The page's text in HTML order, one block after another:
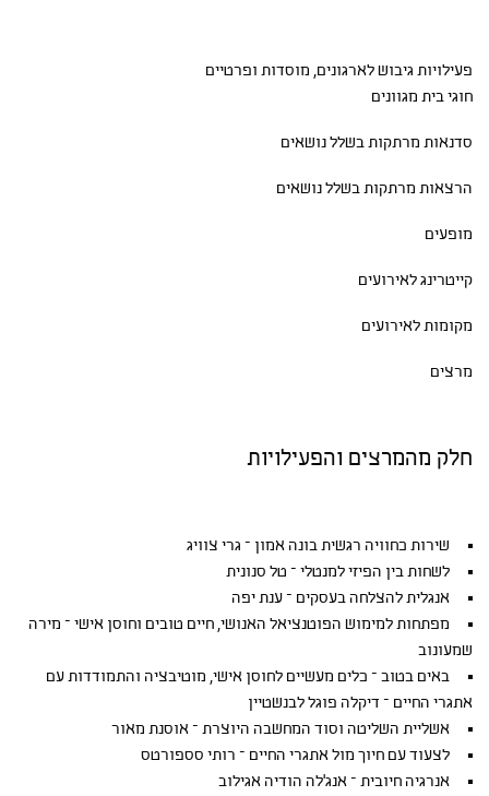
פעילויות גיבושלארגונים, מוסדות ופרטיים
חוגי בית מגוונים
סדנאות מרתקות בשלל נושאים
הרצאות מרתקות בשלל נושאים
מופעים
קייטרינג לאירועים
מקומות לאירועים
מרצים
חלק מהמרצים והפעילויות
שירות כחוויה רגשית בונה אמון – גרי צוויג
לשחות בין הפיזי למנטלי – טל סנונית
אנגלית להצלחה בעסקים – ענת יפה
מפתחות למימוש הפוטנציאל האנושי, חיים טובים וחוסן אישי – מירה
שמעונוב
באים בטוב – כלים מעשיים לחוסן אישי, מוטיבציה והתמודדות עם
אתגרי החיים – דיקלה פוגל לבנשטיין
אשליית השליטה וסוד המחשבה היוצרת – אוסנת מאור
לצעוד עם חיוך מול אתגרי החיים – רותי סספורטס
אנרגיה חיובית – אנג'לה הודיה אגילוב